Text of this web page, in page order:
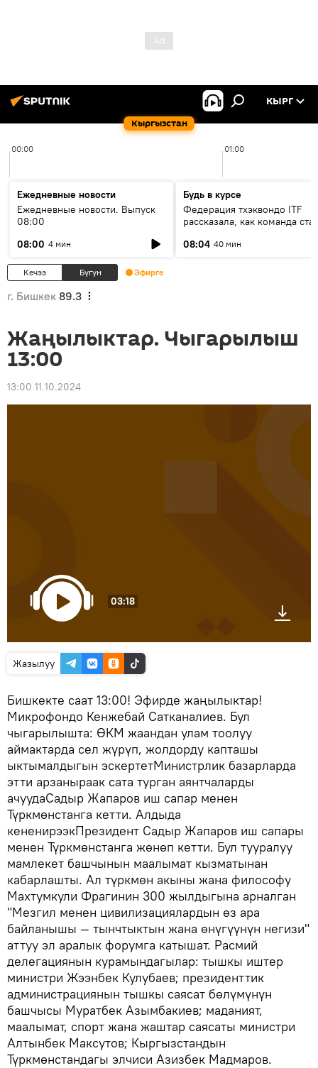
Кыргызстан
КЫРГ
00:00 01:00
Ежедневные новости
Ежедневные новости. Выпуск
08:00
08:00 4 мин
Будь в курсе
Федерация тхэквондо ITF
рассказала, как команда
08:04 40 мин
Кечээ Бүгүн Эфирге
г. Бишкек 89.3
Жаңылыктар. Чыгарылыш
13:00
13:00 11.10.2024
03:18
Жазылуу
Бишкекте саат 13:00! Эфирде жаңылыктар!
Микрофондо Кенжебай Сатканалиев. Бул
чыгарылышта: ӨКМ жаандан улам тоолуу
аймактарда сел жүрүп, жолдорду капташы
ыктымалдыгын эскертетМинистрлик базарларда
этти арзаныраак сата турган аянтчаларды
ачуудаСадыр Жапаров иш сапар менен
Түркмөнстанга кетти. Алдыда
кененирээкПрезидент Садыр Жапаров иш сапары
менен Түркмөнстанга жөнөп кетти. Бул тууралуу
мамлекет башчынын маалымат кызматынан
кабарлашты. Ал түркмөн акыны жана философу
Махтумкули Фрагинин 300 жылдыгына арналган
"Мезгил менен цивилизациялардын өз ара
байланышы — тынчтыктын жана өнүгүүнүн негизи"
аттуу эл аралык форумга катышат. Расмий
делегациянын курамындагылар: тышкы иштер
министри Жээнбек Кулубаев; президенттик
администрациянын тышкы саясат бөлүмүнүн
башчысы Муратбек Азымбакиев; маданият,
маалымат, спорт жана жаштар саясаты министри
Алтынбек Максутов; Кыргызстандын
Түркмөнстандагы элчиси Азизбек Мадмаров.